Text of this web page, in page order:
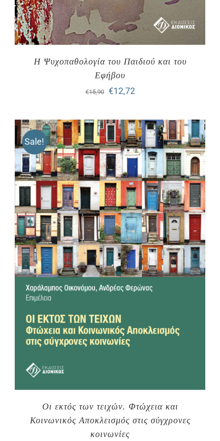
Η Ψυχοπαθολογία του Παιδιού και του
Εφήβου
€15,90
Original
was:
€15,90.
€12,72Η
τιμή
είναι:
€12,72.
Sale!
Οι εκτός των τειχών. Φτώχεια και
Κοινωνικός Αποκλεισμός στις σύγχρονες
κοινωνίες